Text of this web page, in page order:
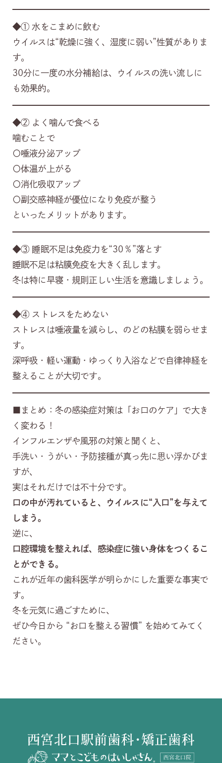
◆① 水をこまめに飲む
ウイルスは“乾燥に強く、湿度に弱い”性質がありま
す。
30分に一度の水分補給は、ウイルスの洗い流しに
も効果的。
◆② よく噛んで食べる
噛むことで
〇唾液分泌アップ
〇体温が上がる
〇消化吸収アップ
〇副交感神経が優位になり免疫が整う
といったメリットがあります。
◆③ 睡眠不足は免疫力を“30％”落とす
睡眠不足は粘膜免疫を大きく乱します。
冬は特に早寝・規則正しい生活を意識しましょう。
◆④ ストレスをためない
ストレスは唾液量を減らし、のどの粘膜を弱らせま
す。
深呼吸・軽い運動・ゆっくり入浴などで自律神経を
整えることが大切です。
■まとめ：冬の感染症対策は「お口のケア」で大き
く変わる！
インフルエンザや風邪の対策と聞くと、
手洗い・うがい・予防接種が真っ先に思い浮かびま
すが、
実はそれだけでは不十分です。
口の中が汚れていると、ウイルスに“入口”を与えて
しまう。
逆に、
口腔環境を整えれば、感染症に強い身体をつくるこ
とができる。
これが近年の歯科医学が明らかにした重要な事実で
す。
冬を元気に過ごすために、
ぜひ今日から “お口を整える習慣” を始めてみてく
ださい。